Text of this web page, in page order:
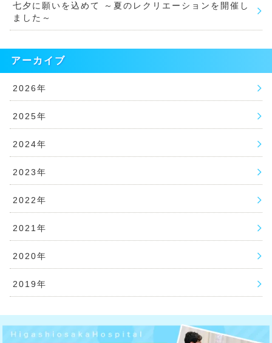
七夕に願いを込めて ～夏のレクリエーションを開催し
ました～
アーカイブ
2026年
2025年
2024年
2023年
2022年
2021年
2020年
2019年